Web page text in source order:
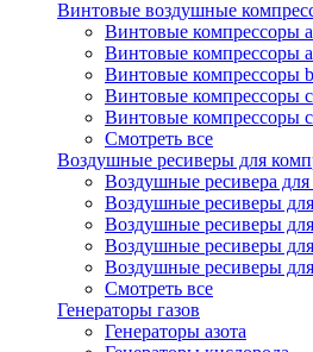
Винтовые воздушные
Винтовые компрессоры
Винтовые компрессоры
Винтовые компрессоры
Винтовые компрессоры
Винтовые компрессоры
Смотреть все
Воздушные ресиверы для
Воздушные ресивера
Воздушные ресиверы
Воздушные ресиверы
Воздушные ресиверы
Воздушные ресиверы
Смотреть все
Генераторы газов
Генераторы азота